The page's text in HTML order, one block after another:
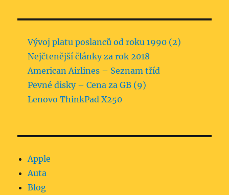
Vývoj platu poslanců od roku 1990 (2)
Nejčtenější články za rok 2018
American Airlines – Seznam tříd
Pevné disky – Cena za GB (9)
Lenovo ThinkPad X250
Apple
Auta
Blog